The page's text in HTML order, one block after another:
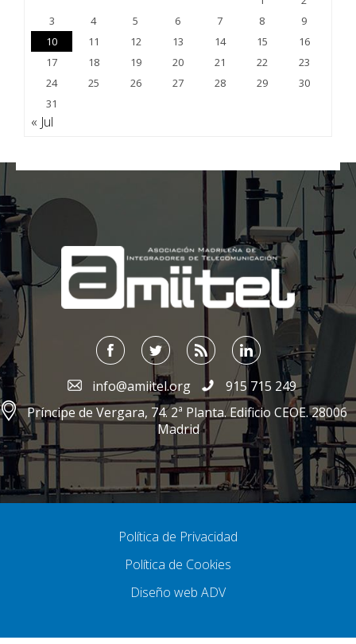
3
4 5 6 7 8
9
10
11 12 13 14 15
16
17
18 19 20 21 22
23
24
25 26 27 28 29
30
31
« Jul
;
info@amiitel.org
915 715 249
Príncipe de Vergara, 74. 2ª Planta. Edificio CEOE. 28006
Madrid
Política de Privacidad
Política de Cookies
Diseño web ADV